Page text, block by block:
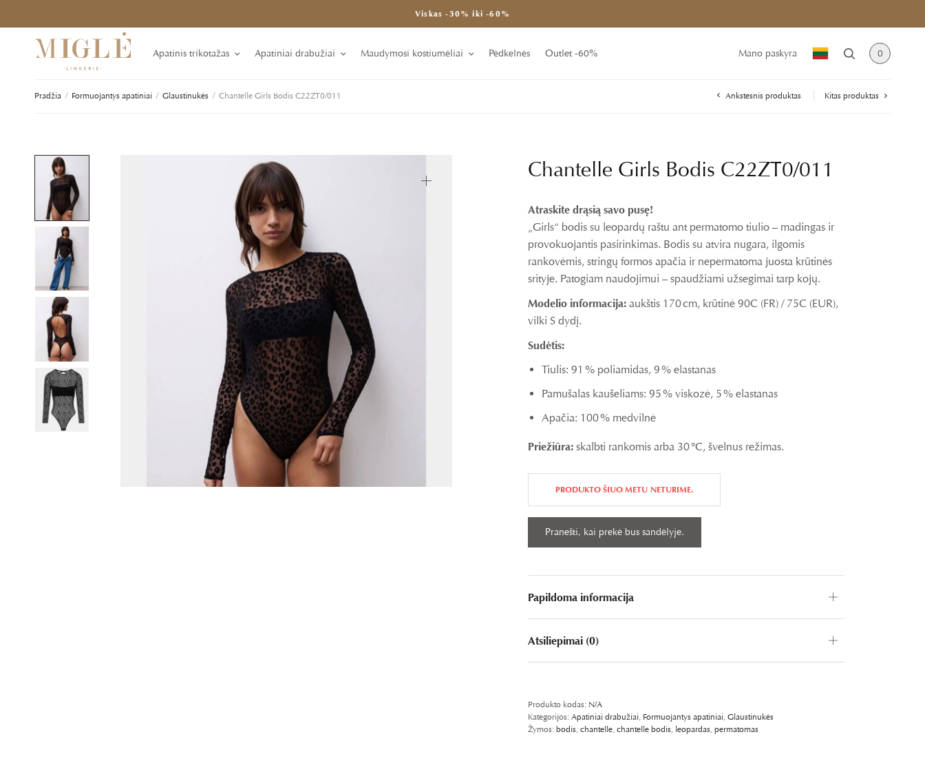
Viskas -30% iki -60%
Apatinis trikotažas Apatiniai drabužiai Maudymosi kostiumėliai Pėdkelnės Outlet -60% Mano paskyra 0
Pradžia / Formuojantys apatiniai / Glaustinukės / Chantelle Girls Bodis C22ZT0/011 Ankstesnis produktas Kitas produktas
Chantelle Girls Bodis C22ZT0/011
Atraskite drąsią savo pusę!
„Girls“ bodis su leopardų raštu ant permatomo tiulio – madingas ir
provokuojantis pasirinkimas. Bodis su atvira nugara, ilgomis
rankovėmis, stringų formos apačia ir nepermatoma juosta krūtinės
srityje. Patogiam naudojimui – spaudžiami užsegimai tarp kojų.
Modelio informacija: aukštis 170 cm, krūtinė 90C (FR) / 75C (EUR),
vilki S dydį.
Sudėtis:
Tiulis: 91 % poliamidas, 9 % elastanas
Pamušalas kaušeliams: 95 % viskozė, 5 % elastanas
Apačia: 100 % medvilnė
Priežiūra: skalbti rankomis arba 30 °C, švelnus režimas.
PRODUKTO ŠIUO METU NETURIME.
Papildoma informacija
Atsiliepimai (0)
Produkto kodas: N/A
Kategorijos:Apatiniai drabužiai, Formuojantys apatiniai,Glaustinukės
Žymos:bodis,chantelle,chantelle bodis, leopardas,permatomas